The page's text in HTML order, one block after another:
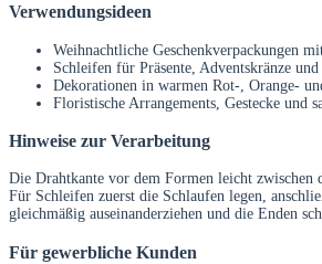
Verwendungsideen
Weihnachtliche Geschenkverpackungen
Schleifen für Präsente, Adventskränze
Dekorationen in warmen Rot-, Orange-
Floristische Arrangements, Gestecke und
Hinweise zur Verarbeitung
Die Drahtkante vor dem Formen leicht zwischen
Für Schleifen zuerst die Schlaufen legen,
gleichmäßig auseinanderziehen und die Enden
Für gewerbliche Kunden